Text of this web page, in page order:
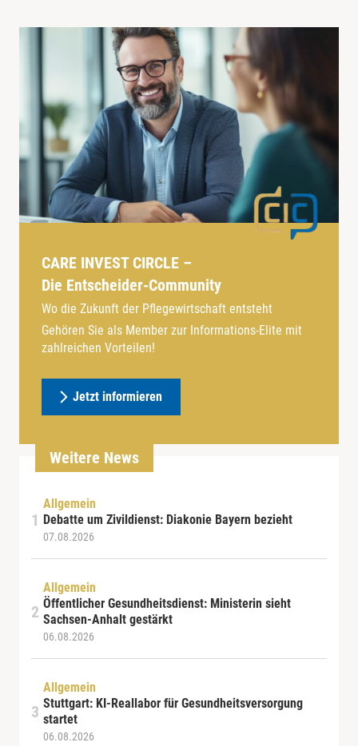
CARE INVEST CIRCLE –
Die Entscheider-Community
Wo die Zukunft der Pflegewirtschaft entsteht
Gehören Sie als Member zur Informations-Elite mit
zahlreichen Vorteilen!
Jetzt informieren
Weitere News
Allgemein
Debatte um Zivildienst: Diakonie Bayern bezieht
07.08.2026
Allgemein
Öffentlicher Gesundheitsdienst: Ministerin sieht
Sachsen-Anhalt gestärkt
06.08.2026
Allgemein
Stuttgart: KI-Reallabor für Gesundheitsversorgung
startet
06.08.2026